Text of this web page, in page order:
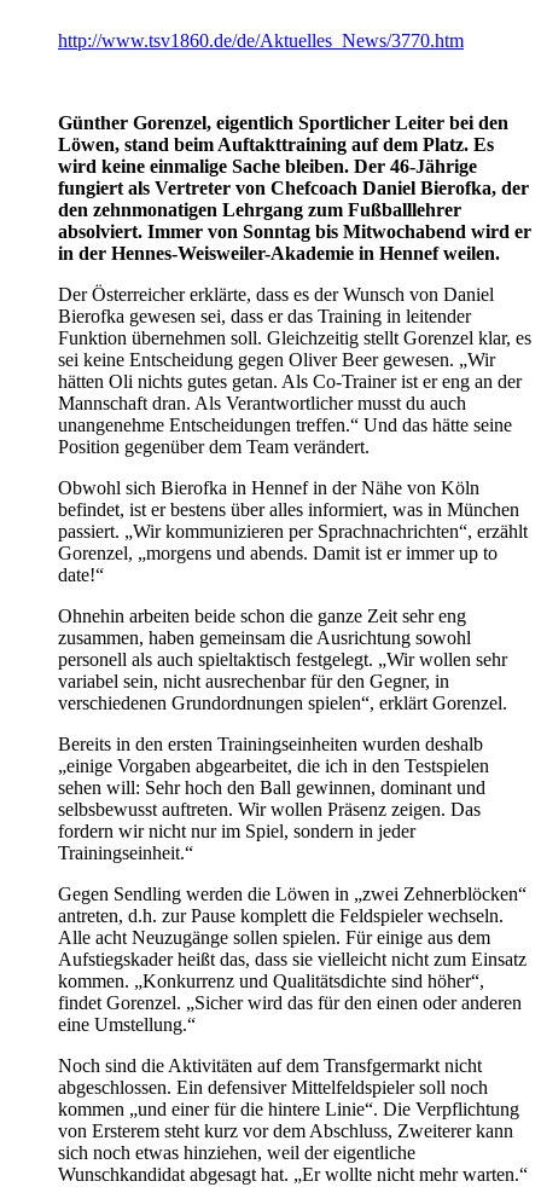
http://www.tsv1860.de/de/Aktuelles_News/3770.htm
Günther Gorenzel, eigentlich Sportlicher Leiter bei den
Löwen, stand beim Auftakttraining auf dem Platz. Es
wird keine einmalige Sache bleiben. Der 46-Jährige
fungiert als Vertreter von Chefcoach Daniel Bierofka, der
den zehnmonatigen Lehrgang zum Fußballlehrer
absolviert. Immer von Sonntag bis Mitwochabend wird er
in der Hennes-Weisweiler-Akademie in Hennef weilen.
Der Österreicher erklärte, dass es der Wunsch von Daniel
Bierofka gewesen sei, dass er das Training in leitender
Funktion übernehmen soll. Gleichzeitig stellt Gorenzel klar, es
sei keine Entscheidung gegen Oliver Beer gewesen. „Wir
hätten Oli nichts gutes getan. Als Co-Trainer ist er eng an der
Mannschaft dran. Als Verantwortlicher musst du auch
unangenehme Entscheidungen treffen.“ Und das hätte seine
Position gegenüber dem Team verändert.
Obwohl sich Bierofka in Hennef in der Nähe von Köln
befindet, ist er bestens über alles informiert, was in München
passiert. „Wir kommunizieren per Sprachnachrichten“, erzählt
Gorenzel, „morgens und abends. Damit ist er immer up to
date!“
Ohnehin arbeiten beide schon die ganze Zeit sehr eng
zusammen, haben gemeinsam die Ausrichtung sowohl
personell als auch spieltaktisch festgelegt. „Wir wollen sehr
variabel sein, nicht ausrechenbar für den Gegner, in
verschiedenen Grundordnungen spielen“, erklärt Gorenzel.
Bereits in den ersten Trainingseinheiten wurden deshalb
„einige Vorgaben abgearbeitet, die ich in den Testspielen
sehen will: Sehr hoch den Ball gewinnen, dominant und
selbsbewusst auftreten. Wir wollen Präsenz zeigen. Das
fordern wir nicht nur im Spiel, sondern in jeder
Trainingseinheit.“
Gegen Sendling werden die Löwen in „zwei Zehnerblöcken“
antreten, d.h. zur Pause komplett die Feldspieler wechseln.
Alle acht Neuzugänge sollen spielen. Für einige aus dem
Aufstiegskader heißt das, dass sie vielleicht nicht zum Einsatz
kommen. „Konkurrenz und Qualitätsdichte sind höher“,
findet Gorenzel. „Sicher wird das für den einen oder anderen
eine Umstellung.“
Noch sind die Aktivitäten auf dem Transfgermarkt nicht
abgeschlossen. Ein defensiver Mittelfeldspieler soll noch
kommen „und einer für die hintere Linie“. Die Verpflichtung
von Ersterem steht kurz vor dem Abschluss, Zweiterer kann
sich noch etwas hinziehen, weil der eigentliche
Wunschkandidat abgesagt hat. „Er wollte nicht mehr warten.“